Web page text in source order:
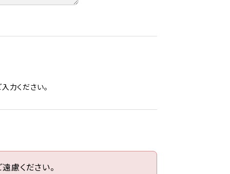
力ください。
慮ください。